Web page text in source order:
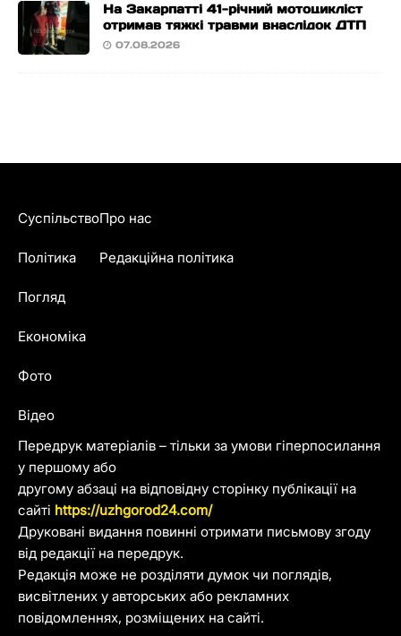
На Закарпатті 41-річний мотоцикліст
отримав тяжкі травми внаслідок ДТП
07.08.2026
Передрук матеріалів – тільки за умови гіперпосилання
у першому або
другому абзаці на відповідну сторінку публікації на
сайті https://uzhgorod24.com/
Друковані видання повинні отримати письмову згоду
від редакції на передрук.
Редакція може не розділяти думок чи поглядів,
висвітлених у авторських або рекламних
повідомленнях, розміщених на сайті.
Суспільство
Політика
Погляд
Економіка
Фото
Відео
Про нас
Редакційна політика